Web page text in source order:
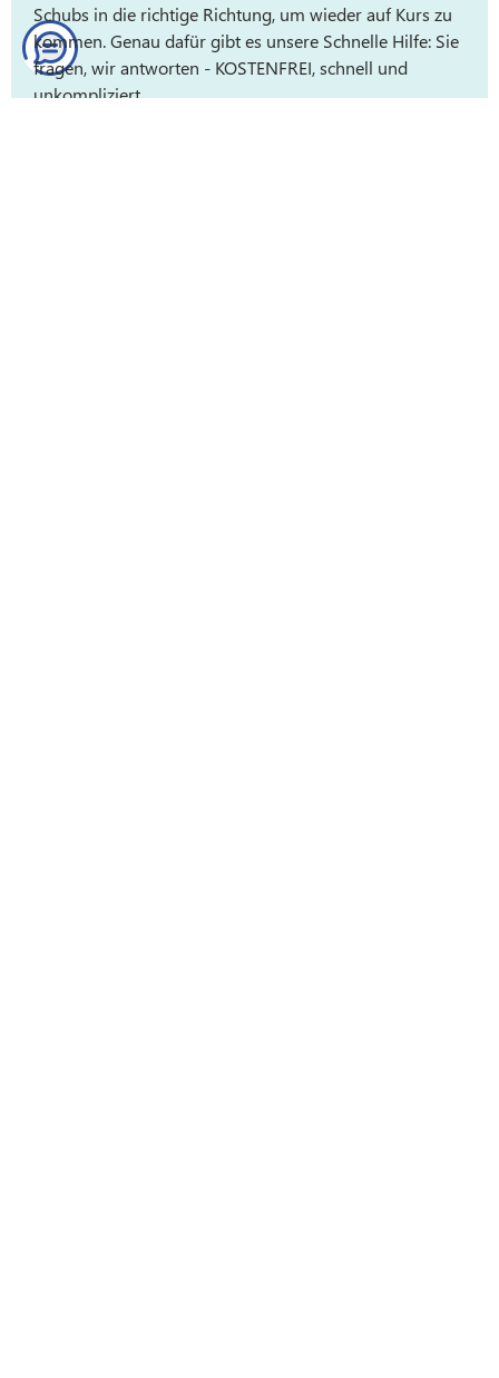
Schubs in die richtige Richtung, um wieder auf Kurs zu
kommen. Genau dafür gibt es unsere Schnelle Hilfe: Sie
fragen, wir antworten - KOSTENFREI, schnell und
unkompliziert.